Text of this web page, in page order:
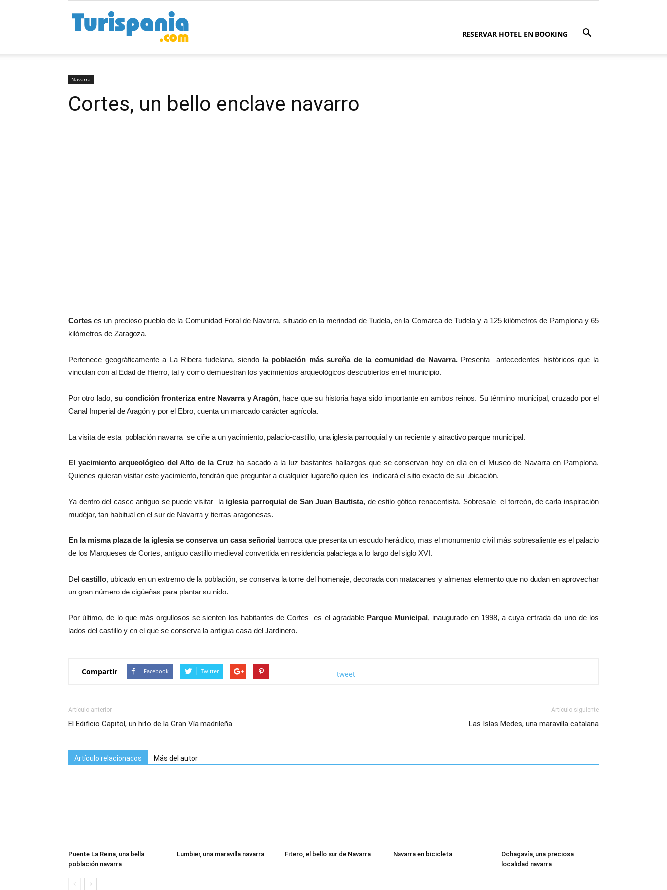
RESERVAR HOTEL EN BOOKING
Navarra
Cortes, un bello enclave navarro
Cortes es un precioso pueblo de la Comunidad Foral de Navarra, situado en la merindad de Tudela, en la Comarca de Tudela y a 125 kilómetros de Pamplona y 65
kilómetros de Zaragoza.
Pertenece geográficamente a La Ribera tudelana, siendo la población más sureña de la comunidad de Navarra.Presenta antecedentes históricos que la
vinculan con al Edad de Hierro, tal y como demuestran los yacimientos arqueológicos descubiertos en el municipio.
Por otro lado,su condición fronteriza entre Navarra y Aragón, hace que su historia haya sido importante en ambos reinos. Su término municipal, cruzado por el
Canal Imperial de Aragón y por el Ebro, cuenta un marcado carácter agrícola.
La visita de esta población navarra se ciñe a un yacimiento, palacio-castillo, una iglesia parroquial y un reciente y atractivo parque municipal.
El yacimiento arqueológico del Alto de la Cruz ha sacado a la luz bastantes hallazgos que se conservan hoy en día en el Museo de Navarra en Pamplona.
Quienes quieran visitar este yacimiento, tendrán que preguntar a cualquier lugareño quien les indicará el sitio exacto de su ubicación.
Ya dentro del casco antiguo se puede visitar laiglesia parroquial de San Juan Bautista, de estilo gótico renacentista. Sobresale el torreón, de carla inspiración
mudéjar, tan habitual en el sur de Navarra y tierras aragonesas.
En la misma plaza de la iglesia se conserva un casa señorial barroca que presenta un escudo heráldico, mas el monumento civil más sobresaliente es el palacio
de los Marqueses de Cortes, antiguo castillo medieval convertida en residencia palaciega a lo largo del siglo XVI.
Del castillo, ubicado en un extremo de la población, se conserva la torre del homenaje, decorada con matacanes y almenas elemento que no dudan en aprovechar
un gran número de cigüeñas para plantar su nido.
Por último, de lo que más orgullosos se sienten los habitantes de Cortes es el agradable Parque Municipal, inaugurado en 1998, a cuya entrada da uno de los
lados del castillo y en el que se conserva la antigua casa del Jardinero.
Compartir Facebook Twitter tweet
Artículo anterior
El Edificio Capitol, un hito de la Gran Vía madrileña
Artículo siguiente
Las Islas Medes, una maravilla catalana
Artículo relacionados Más del autor
Puente La Reina, una bella
población navarra
Lumbier, una maravilla navarra Fitero, el bello sur de Navarra Navarra en bicicleta
Ochagavía, una preciosa
localidad navarra